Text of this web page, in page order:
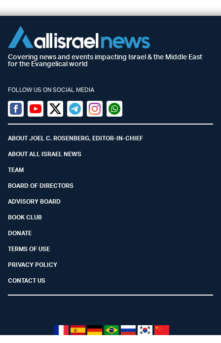
Covering news and events impacting Israel & the Middle East
for the Evangelical world
FOLLOW US ON SOCIAL MEDIA
Facebook
YoutubeTwitter (X)
TelegramInstagramWhatsapp
ABOUT JOEL C. ROSENBERG, EDITOR-IN-CHIEF
ABOUT ALL ISRAEL NEWS
TEAM
BOARD OF DIRECTORS
ADVISORY BOARD
BOOK CLUB
DONATE
TERMS OF USE
PRIVACY POLICY
CONTACT US